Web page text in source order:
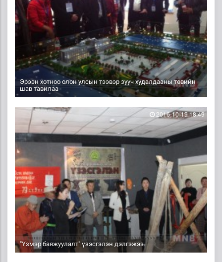
Эрээн хотноо олон улсын тээвэр зууч худалдааны төвийн
шав тавилаа
"Үзмэр баяжуулалт" үзэсгэлэн дэлгэжээ
2016-10-19 18:49